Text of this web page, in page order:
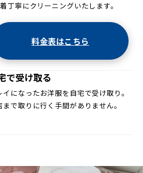
丁寧にクリーニングいたします。
料金表はこちら
で受け取る
イになったお洋服を自宅で受け取り。
まで取りに行く手間がありません。